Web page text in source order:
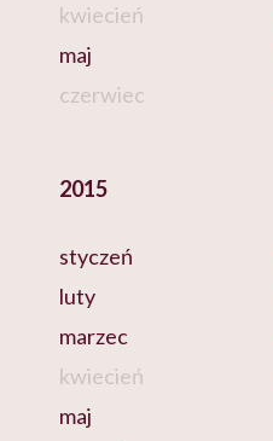
kwiecień
maj
czerwiec
2015
styczeń
luty
marzec
kwiecień
maj